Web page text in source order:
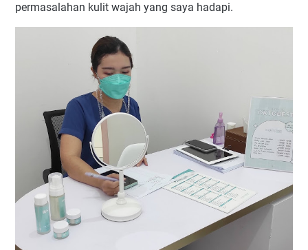
permasalahan kulit wajah yang saya hadapi.